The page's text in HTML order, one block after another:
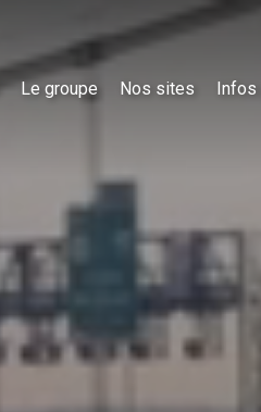
Le groupe Nos sites Infos